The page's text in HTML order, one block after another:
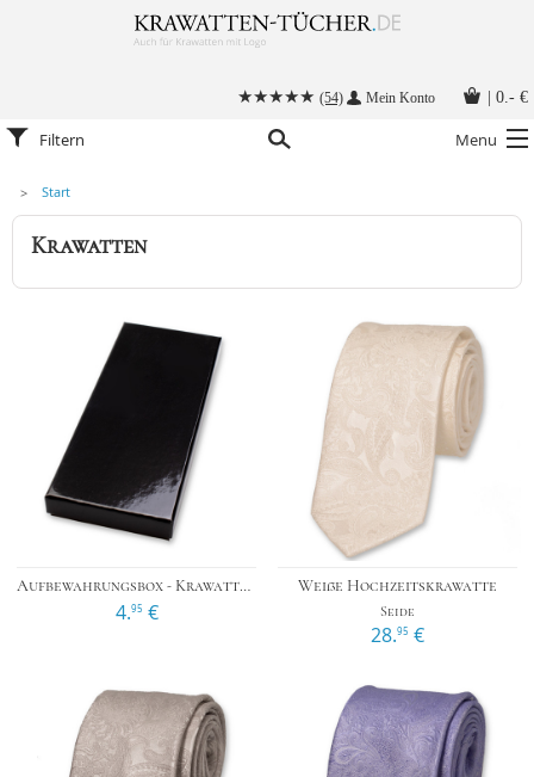
(54) Mein Konto 0.- €
Menu
Filtern
Krawatten
Alle Accessoires
Stoffmasken
Krawatten mit Logo
Krawatte binden
Anleitungen
Kontakt
Start
Krawatten
Aufbewahrungsbox - Krawatten
4.95 €
Weiße Hochzeitskrawatte
Seide
28.95 €